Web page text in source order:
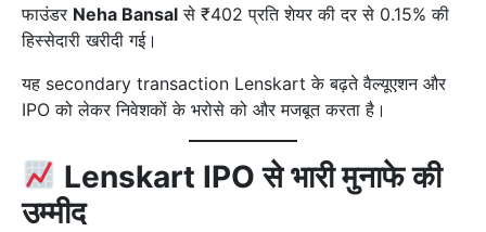
फाउंडर Neha Bansal से ₹402 प्रति शेयर की दर से 0.15% की
हिस्सेदारी खरीदी गई।
यह secondary transaction Lenskart के बढ़ते वैल्यूएशन और
IPO को लेकर निवेशकों के भरोसे को और मजबूत करता है।
Lenskart IPO से भारी मुनाफे की
उम्मीद